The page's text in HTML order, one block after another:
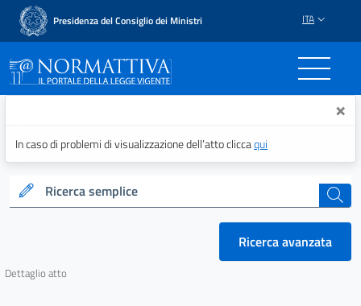
Presidenza del Consiglio dei Ministri ITA
Normattiva - Il portale ×
In caso di problemi di visualizzazione dell’atto cliccaqui
Ricerca semplice cerca
Ricerca avanzata
Dettaglio atto